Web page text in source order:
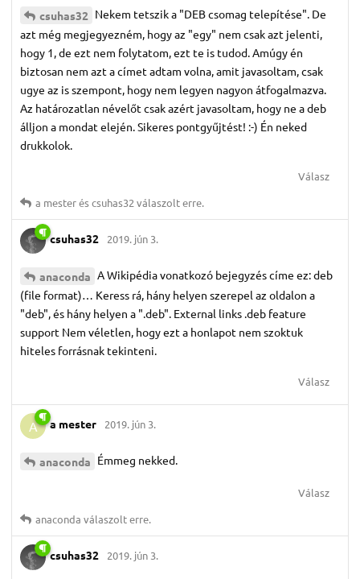
csuhas32 Nekem tetszik a "DEB csomag telepítése". De
azt még megjegyezném, hogy az "egy" nem csak azt jelenti,
hogy 1, de ezt nem folytatom, ezt te is tudod. Amúgy én
biztosan nem azt a címet adtam volna, amit javasoltam, csak
ugye az is szempont, hogy nem legyen nagyon átfogalmazva.
Az határozatlan névelőt csak azért javasoltam, hogy ne a deb
álljon a mondat elején. Sikeres pontgyűjtést! :-) Én neked
drukkolok.
Válasz
a mesteréscsuhas32 válaszolt erre.
csuhas32 2019. jún 3.
anaconda A Wikipédia vonatkozó bejegyzés címe ez: deb
(file format)… Keress rá, hány helyen szerepel az oldalon a
"deb", és hány helyen a ".deb". External links .deb feature
support Nem véletlen, hogy ezt a honlapot nem szoktuk
hiteles forrásnak tekinteni.
Válasz
A a mester 2019. jún 3.
anaconda Émmeg nekked.
Válasz
anaconda válaszolt erre.
csuhas32 2019. jún 3.